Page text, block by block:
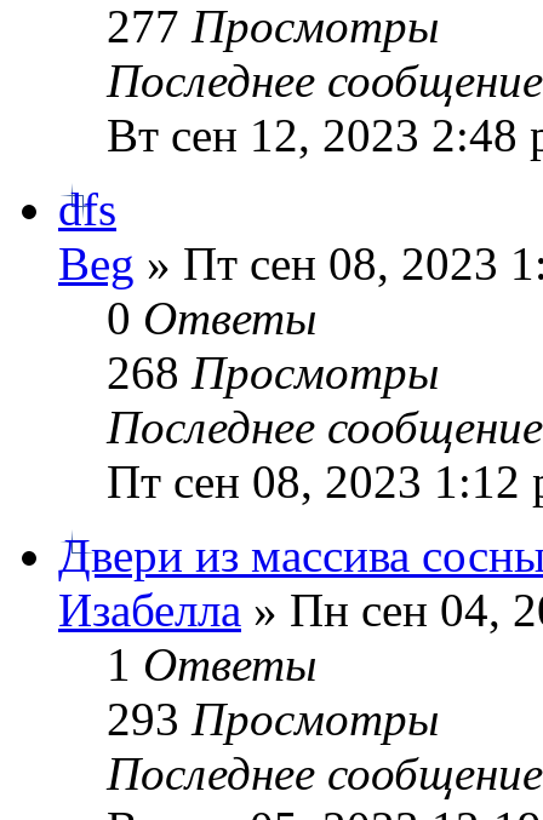
277 Просмотры
Последнее
Вт сен 12, 2023 2:48
dfs
Beg » Пт сен 08, 2023
0 Ответы
268 Просмотры
Последнее
Пт сен 08, 2023 1:12
Двери из массива
Изабелла » Пн сен 04,
1 Ответы
293 Просмотры
Последнее